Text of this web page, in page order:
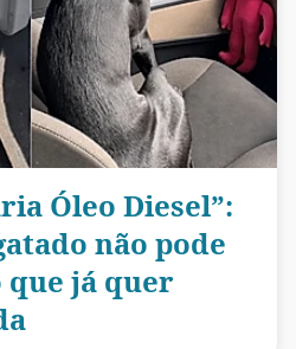
Óleo Diesel”:
não pode
já quer